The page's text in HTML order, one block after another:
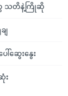
သတိနဲ့ကြိုဆို
ျ
ဆွေးနွေး
း